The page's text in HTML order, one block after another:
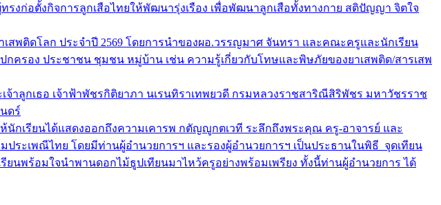
รงก่อตั้งกิจการลูกเสือไทยให้พัฒนารุ่งเรือง เพื่อพัฒนาลูกเสือทั้งทางกาย สติปัญญา จิตใจ
สพติดโลก ประจำปี 2569 โดยการนำของผอ.วรรญมาศ จันทรา และคณะครูและนักเรียน
กครอง ประชาชน ชุมชน หมู่บ้าน เช่น ความรู้เกี่ยวกับโทษและพิษภัยของยาเสพติด/สารเสพ
าลูกเธอ เจ้าฟ้าพัชรกิติยาภา นเรนทิราเทพยวดี กรมหลวงราชสาริณีสิริพัชร มหาวัชรราช
ดร์
นักเรียนได้แสดงออกถึงความเคารพ กตัญญูกตเวที ระลึกถึงพระคุณ ครู-อาจารย์ และ
ระเพณีไทย โดยมีท่านผู้อำนวยการฯ และรองผู้อำนวยการฯ เป็นประธานในพิธี จุดเทียน
พร้อมใจนำพานดอกไม้ธูปเทียนมาไหว้ครูอย่างพร้อมเพรียง ทั้งนี้ท่านผู้อำนวยการ ได้